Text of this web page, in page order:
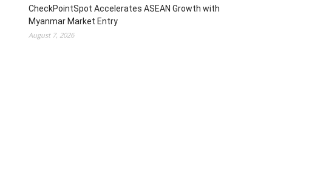
CheckPointSpot Accelerates ASEAN Growth with
Myanmar Market Entry
August 7, 2026